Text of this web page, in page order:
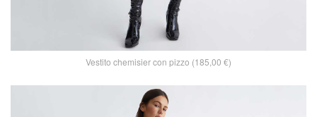
Vestito chemisier con pizzo (185,00 €)